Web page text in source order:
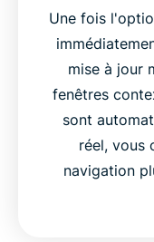
Une fois
mise à jour
fenêtres
sont
réel, vous
navigation